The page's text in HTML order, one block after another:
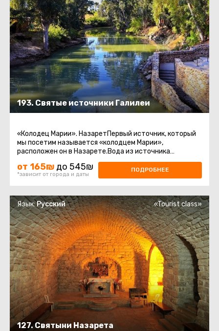
193. Святые источники Галилеи
«Колодец Марии». НазаретПервый источник, который
мы посетим называется «колодцем Марии»,
расположен он в Назарете.Вода из источника
считается священной у христиан.Храм ...
от 165₪ до 545₪
*зависит от города и даты
ПОДРОБНЕЕ
127. Святыни Назарета
Язык:Русский «Tourist class»